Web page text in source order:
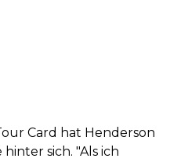
Card hat Henderson
sich. "Als ich